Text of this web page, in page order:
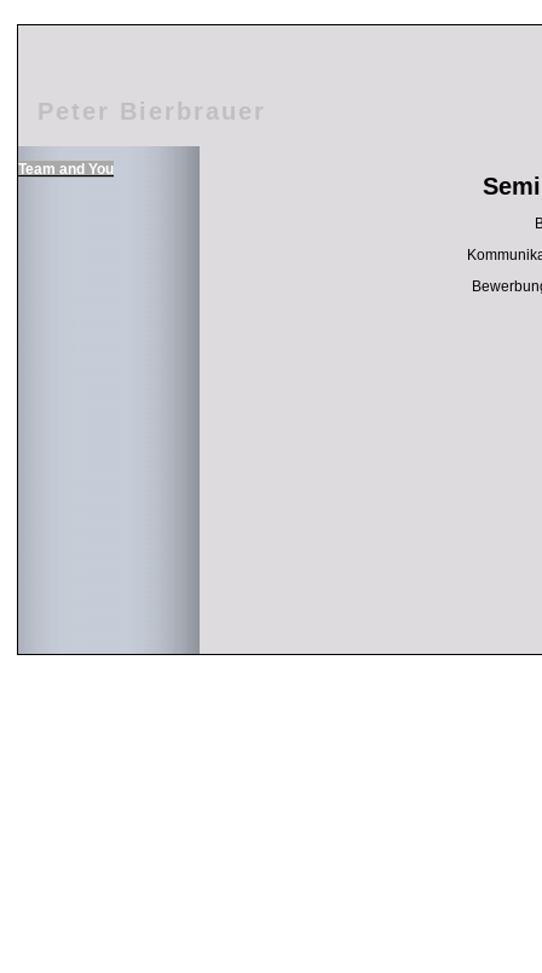
Peter Bierbrauer
Team and You